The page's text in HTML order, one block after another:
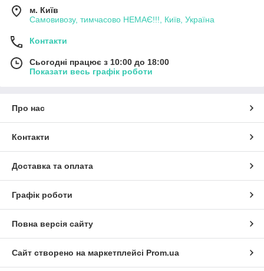
м. Київ
Самовивозу, тимчасово НЕМАЄ!!!, Київ, Україна
Контакти
Сьогодні працює з 10:00 до 18:00
Показати весь графік роботи
Про нас
Контакти
Доставка та оплата
Графік роботи
Повна версія сайту
Сайт створено на маркетплейсі Prom.ua